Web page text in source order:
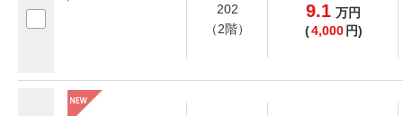
202
（2階）
9.1 万円
(4,000 円)